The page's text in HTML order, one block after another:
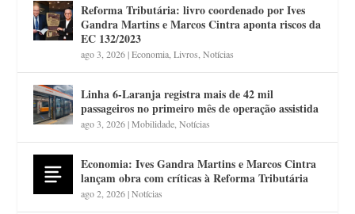
Reforma Tributária: livro coordenado por Ives
Gandra Martins e Marcos Cintra aponta riscos da
EC 132/2023
ago 3, 2026|Economia ,Livros ,Notícias
Linha 6-Laranja registra mais de 42 mil
passageiros no primeiro mês de operação assistida
ago 3, 2026|Mobilidade ,Notícias
Economia: Ives Gandra Martins e Marcos Cintra
lançam obra com críticas à Reforma Tributária
ago 2, 2026|Notícias